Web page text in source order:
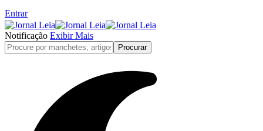
Entrar
Notificação Exibir Mais